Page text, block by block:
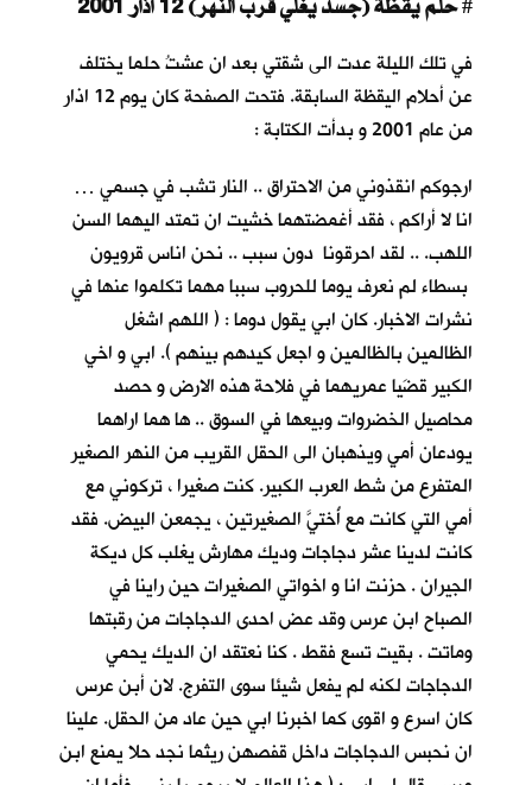
#
في تلك الليلة عدت الى شقتي بعد ان عشتُ حلما يختلف
عن أحلام اليقظة السابقة. فتحت الصفحة كان يوم 12 اذار
من عام 2001 و بدأت الكتابة :
ارجوكم انقذوني من الاحتراق .. النار تشب في جسمي …
انا لا أراكم ، فقد أغمضتهما خشيت ان تمتد اليهما السن
اللهب. .. لقد احرقونا دون سبب .. نحن اناس قرويون
بسطاء لم نعرف يوما للحروب سببا مهما تكلموا عنها في
نشرات الاخبار. كان ابي يقول دوما : ( اللهم اشغل
الظالمين بالظالمين و اجعل كيدهم بينهم ). ابي و اخي
الكبير قضَيا عمريهما في فلاحة هذه الارض و حصد
محاصيل الخضروات وبيعها في السوق .. ها هما اراهما
يودعان أمي ويذهبان الى الحقل القريب من النهر الصغير
المتفرع من شط العرب الكبير. كنت صغيرا ، تركوني مع
أمي التي كانت مع أُختيَّ الصغيرتين ، يجمعن البيض. فقد
كانت لدينا عشر دجاجات وديك مهارش يغلب كل ديكة
الجيران . حزنت انا و اخواتي الصغيرات حين راينا في
الصباح ابن عرس وقد عض احدى الدجاجات من رقبتها
وماتت . بقيت تسع فقط . كنا نعتقد ان الديك يحمي
الدجاجات لكنه لم يفعل شيئا سوى التفرج. لان أبن عرس
كان اسرع و اقوى كما اخبرنا ابي حين عاد من الحقل. علينا
ان نحبس الدجاجات داخل قفصهن ريثما نجد حلا يمنع ابن